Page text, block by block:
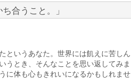
合うこと。」
というあなた。世界には飢えに苦しん
うとき、そんなことを思い返してみま
に体も心もきれいになるかもしれませ